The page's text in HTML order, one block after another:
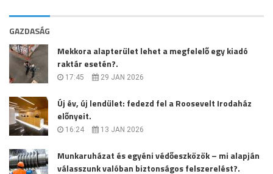
GAZDASÁG
Mekkora alapterület lehet a megfelelő egy kiadó
raktár esetén?.
17:45 29 JAN 2026
Új év, új lendület: fedezd fel a Roosevelt Irodaház
előnyeit.
16:24 13 JAN 2026
Munkaruházat és egyéni védőeszközök – mi alapján
válasszunk valóban biztonságos felszerelést?.